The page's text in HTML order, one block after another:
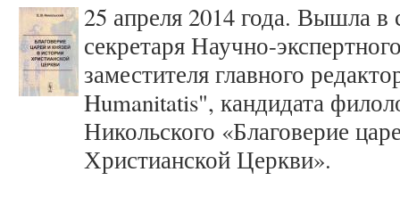
25 апреля 2014 года. Вышла
секретаря Научно-
заместителя главного
Humanitatis", кандидата
Никольского «Благоверие
Христианской Церкви».